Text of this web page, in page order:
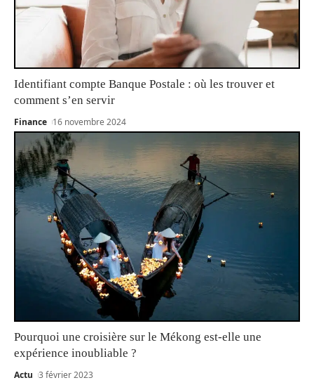
Identifiant compte Banque Postale : où les trouver et
comment s’en servir
Finance 16 novembre 2024
Pourquoi une croisière sur le Mékong est-elle une
expérience inoubliable ?
Actu 3 février 2023